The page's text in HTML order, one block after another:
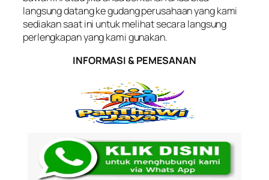
langsung datang ke gudang perusahaan yang kami
sediakan saat ini untuk melihat secara langsung
perlengkapan yang kami gunakan.
INFORMASI & PEMESANAN